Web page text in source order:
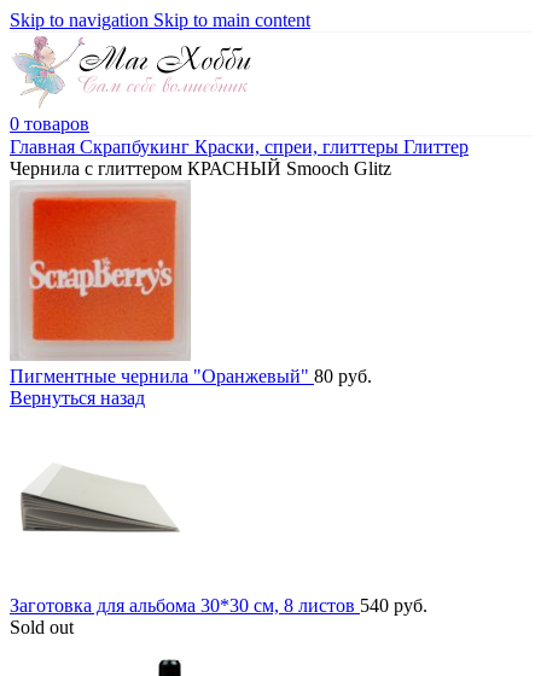
Skip to navigation Skip to main content
0 товаров
Главная Скрапбукинг Краски, спреи, глиттеры Глиттер
Чернила с глиттером КРАСНЫЙ Smooch Glitz
Пигментные чернила "Оранжевый" 80 руб.
Вернуться назад
Заготовка для альбома 30*30 см, 8 листов 540 руб.
Sold out